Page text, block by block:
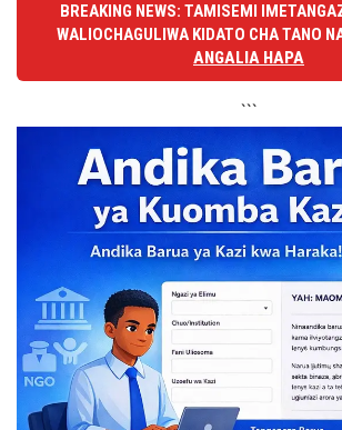
BREAKING NEWS: TAMISEMI
WALIOCHAGULIWA KIDATO CHA TANO
ANGALIA HAPA
```